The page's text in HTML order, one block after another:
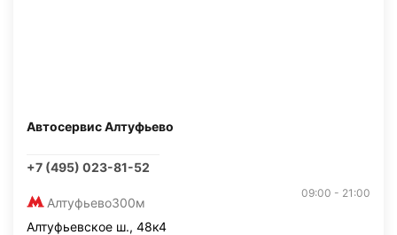
Автосервис Алтуфьево
+7 (495) 023-81-52
Алтуфьево300м
09:00 - 21:00
Алтуфьевское ш., 48к4